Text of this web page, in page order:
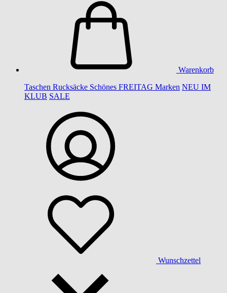
Warenkorb
Taschen Rucksäcke Schönes FREITAG Marken NEU IM
KLUB SALE
Wunschzettel